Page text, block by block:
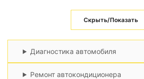
Скрыть/Показать
Диагностика автомобиля
Ремонт автокондиционера